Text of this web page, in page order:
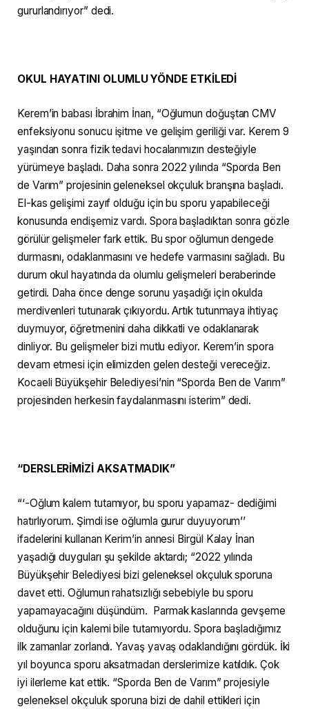
gururlandırıyor” dedi.
OKUL HAYATINI OLUMLU YÖNDE ETKİLEDİ
Kerem’in babası İbrahim İnan, “Oğlumun doğuştan CMV
enfeksiyonu sonucu işitme ve gelişim geriliği var. Kerem 9
yaşından sonra fizik tedavi hocalarımızın desteğiyle
yürümeye başladı. Daha sonra 2022 yılında “Sporda Ben
de Varım” projesinin geleneksel okçuluk branşına başladı.
El-kas gelişimi zayıf olduğu için bu sporu yapabileceği
konusunda endişemiz vardı. Spora başladıktan sonra gözle
görülür gelişmeler fark ettik. Bu spor oğlumun dengede
durmasını, odaklanmasını ve hedefe varmasını sağladı. Bu
durum okul hayatında da olumlu gelişmeleri beraberinde
getirdi. Daha önce denge sorunu yaşadığı için okulda
merdivenleri tutunarak çıkıyordu. Artık tutunmaya ihtiyaç
duymuyor, öğretmenini daha dikkatli ve odaklanarak
dinliyor. Bu gelişmeler bizi mutlu ediyor. Kerem’in spora
devam etmesi için elimizden gelen desteği vereceğiz.
Kocaeli Büyükşehir Belediyesi’nin “Sporda Ben de Varım”
projesinden herkesin faydalanmasını isterim” dedi.
“DERSLERİMİZİ AKSATMADIK”
“‘-Oğlum kalem tutamıyor, bu sporu yapamaz- dediğimi
hatırlıyorum. Şimdi ise oğlumla gurur duyuyorum’’
ifadelerini kullanan Kerim’in annesi Birgül Kalay İnan
yaşadığı duyguları şu şekilde aktardı; “2022 yılında
Büyükşehir Belediyesi bizi geleneksel okçuluk sporuna
davet etti. Oğlumun rahatsızlığı sebebiyle bu sporu
yapamayacağını düşündüm. Parmak kaslarında gevşeme
olduğunu için kalemi bile tutamıyordu. Spora başladığımız
ilk zamanlar zorlandı. Yavaş yavaş odaklandığını gördük. İki
yıl boyunca sporu aksatmadan derslerimize katıldık. Çok
iyi ilerleme kat ettik. “Sporda Ben de Varım” projesiyle
geleneksel okçuluk sporuna bizi de dahil ettikleri için